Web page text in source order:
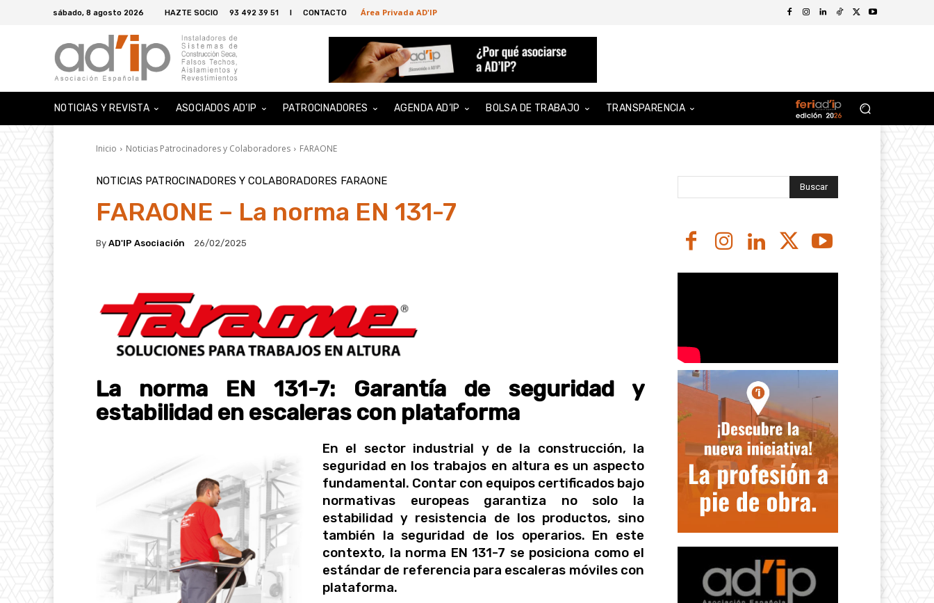
sábado, 8 agosto 2026 HAZTE SOCIO 93 492 39 51 I CONTACTO Área Privada AD'IP
NOTICIAS Y REVISTA ASOCIADOS AD’IP PATROCINADORES AGENDA AD’IP BOLSA DE TRABAJO TRANSPARENCIA
Inicio Noticias Patrocinadores y Colaboradores FARAONE
NOTICIAS PATROCINADORES Y COLABORADORES FARAONE
FARAONE – La norma EN 131-7
By AD'IP Asociación 26/02/2025
La norma EN 131-7: Garantía de seguridad y
estabilidad en escaleras con plataforma
En el sector industrial y de la construcción, la
seguridad en los trabajos en altura es un aspecto
fundamental. Contar con equipos certificados bajo
normativas europeas garantiza no solo la
estabilidad y resistencia de los productos, sino
también la seguridad de los operarios. En este
contexto, la norma EN 131-7 se posiciona como el
estándar de referencia para escaleras móviles con
plataforma.
Buscar